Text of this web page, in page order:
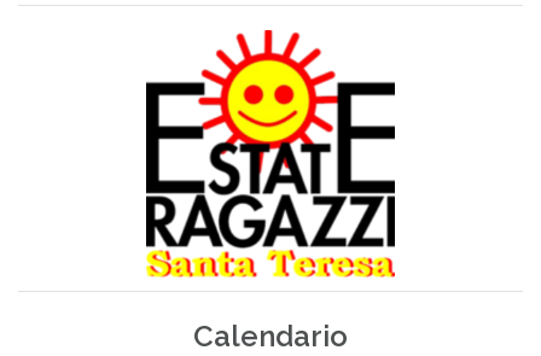
Calendario